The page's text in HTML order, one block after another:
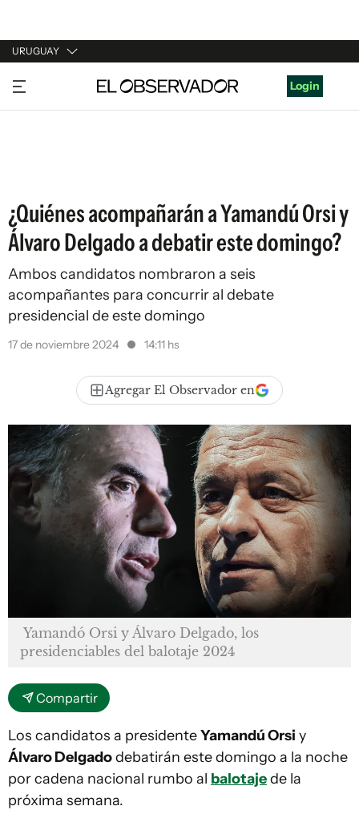
URUGUAY
URUGUAY
ARGENTINA
Login
¿Quiénes acompañarán a Yamandú Orsi y
Álvaro Delgado a debatir este domingo?
Ambos candidatos nombraron a seis
acompañantes para concurrir al debate
presidencial de este domingo
17 de noviembre 2024 14:11 hs
Agregar El Observador en
Yamandó Orsi y Álvaro Delgado, los
presidenciables del balotaje 2024
Compartir
Los candidatos a presidenteYamandú Orsi y
Álvaro Delgadodebatirán este domingo a la noche
por cadena nacional rumbo al balotajede la
próxima semana.